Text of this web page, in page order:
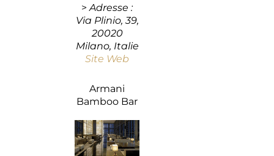
>Adresse :
Via Plinio, 39,
20020
Milano, Italie
Site Web
Armani
Bamboo Bar